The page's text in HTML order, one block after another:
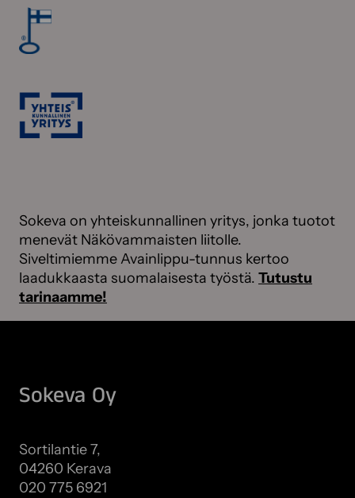
Sokeva on yhteiskunnallinen yritys, jonka tuotot
menevät Näkövammaisten liitolle.
Siveltimiemme Avainlippu-tunnus kertoo
laadukkaasta suomalaisesta työstä. Tutustu
tarinaamme!
Sokeva Oy
Sortilantie 7,
04260 Kerava
020 775 6921